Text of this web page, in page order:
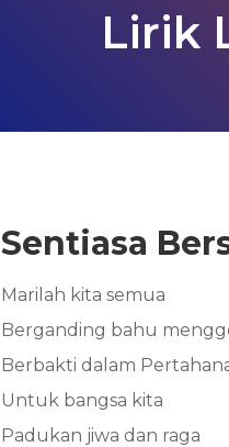
Lirik
Sentiasa
Marilah kita semua
Berganding bahu
Berbakti dalam
Untuk bangsa kita
Padukan jiwa dan raga